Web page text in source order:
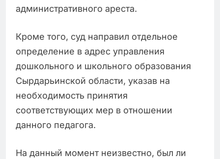
административного ареста.
Кроме того, суд направил отдельное
определение в адрес управления
дошкольного и школьного образования
Сырдарьинской области, указав на
необходимость принятия
соответствующих мер в отношении
данного педагога.
На данный момент неизвестно, был ли